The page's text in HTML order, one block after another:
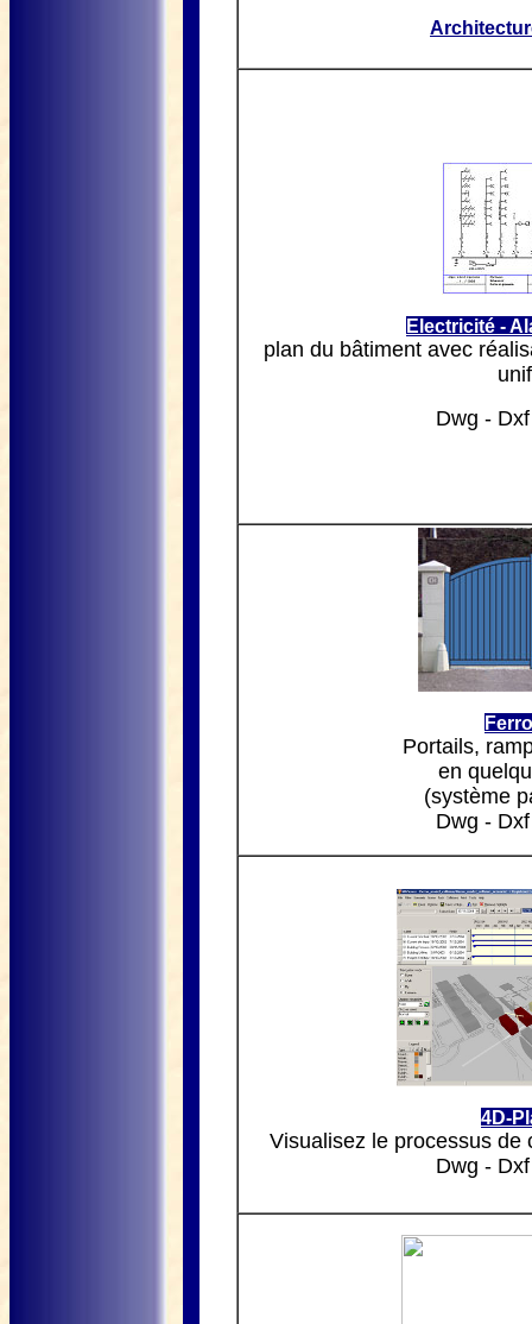
Electricité -
plan du bâtiment avec
Dwg -
Portails,
en
(système
Dwg -
4D-
Visualisez le processus de
Dwg -